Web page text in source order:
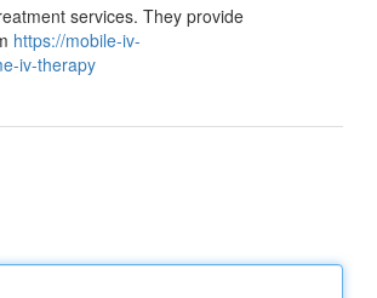
services. They provide
https://mobile-iv-
iv-therapy